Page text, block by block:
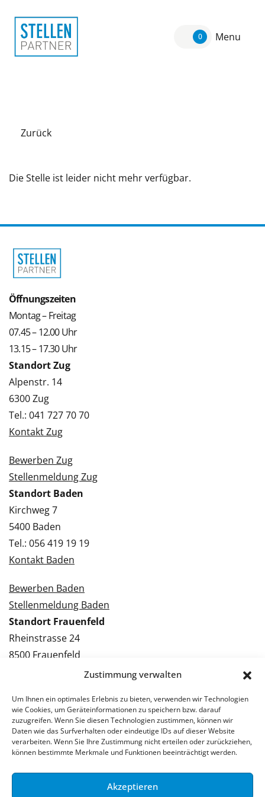
Zustimmung verwalten
Um Ihnen ein optimales Erlebnis zu bieten, verwenden wir Technologien
wie Cookies, um Geräteinformationen zu speichern bzw. darauf
zuzugreifen. Wenn Sie diesen Technologien zustimmen, können wir
Daten wie das Surfverhalten oder eindeutige IDs auf dieser Website
verarbeiten. Wenn Sie Ihre Zustimmung nicht erteilen oder zurückziehen,
können bestimmte Merkmale und Funktionen beeinträchtigt werden.
Akzeptieren
0 Menu
Zurück
Die Stelle ist leider nicht mehr verfügbar.
Öffnungszeiten
Montag – Freitag
07.45 – 12.00 Uhr
13.15 – 17.30 Uhr
Standort Zug
Alpenstr. 14
6300 Zug
Tel.: 041 727 70 70
Kontakt Zug
Bewerben Zug
Stellenmeldung Zug
Standort Baden
Kirchweg 7
5400 Baden
Tel.: 056 419 19 19
Kontakt Baden
Bewerben Baden
Stellenmeldung Baden
Standort Frauenfeld
Rheinstrasse 24
8500 Frauenfeld
Tel.: 052 224 09 09
Bewerben Frauenfeld
Stellenmeldung Frauenfeld
© 2026 Stellenpartner AG